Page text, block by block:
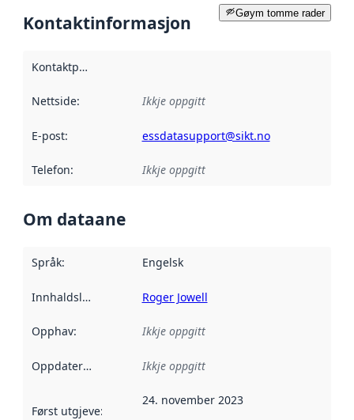
Gøym tomme rader
Kontaktinformasjon
Kontaktpunkt
Nettside: Ikkje oppgitt
E-post: essdatasupport@sikt.no
Telefon: Ikkje oppgitt
Om dataane
Språk: Engelsk
Innhaldsleverandørar :
Roger Jowell
Opphav: Ikkje oppgitt
Oppdateringsfrekvens :
Ikkje oppgitt
Først utgjeve:
24. november 2023